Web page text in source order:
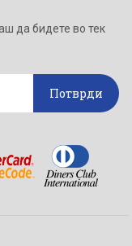
да бидете во тек
Потврди